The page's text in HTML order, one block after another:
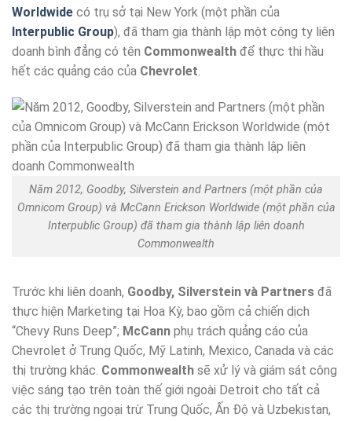
Worldwide có trụ sở tại New York (một phần của
Interpublic Group), đã tham gia thành lập một công ty liên
doanh bình đẳng có tên Commonwealth để thực thi hầu
hết các quảng cáo của Chevrolet.
Năm 2012, Goodby, Silverstein and Partners (một phần của
Omnicom Group) và McCann Erickson Worldwide (một phần của
Interpublic Group) đã tham gia thành lập liên doanh
Commonwealth
Trước khi liên doanh, Goodby, Silverstein và Partners đã
thực hiện Marketing tại Hoa Kỳ, bao gồm cả chiến dịch
“Chevy Runs Deep”; McCann phụ trách quảng cáo của
Chevrolet ở Trung Quốc, Mỹ Latinh, Mexico, Canada và các
thị trường khác. Commonwealth sẽ xử lý và giám sát công
việc sáng tạo trên toàn thế giới ngoài Detroit cho tất cả
các thị trường ngoại trừ Trung Quốc, Ấn Độ và Uzbekistan,